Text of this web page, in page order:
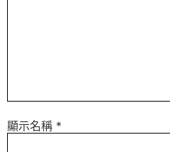
顯示名稱 *